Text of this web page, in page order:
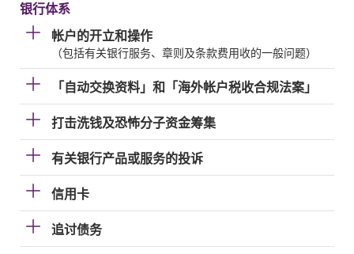
银行体系
帐户的开立和操作
（包括有关银行服务、章则及条款费用收的一般问题）
「自动交换资料」和「海外帐户税收合规法案」
打击洗钱及恐怖分子资金筹集
有关银行产品或服务的投诉
信用卡
追讨债务